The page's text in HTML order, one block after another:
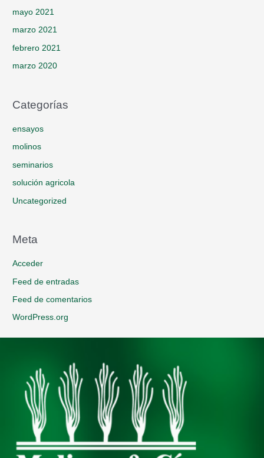
mayo 2021
marzo 2021
febrero 2021
marzo 2020
Categorías
ensayos
molinos
seminarios
solución agricola
Uncategorized
Meta
Acceder
Feed de entradas
Feed de comentarios
WordPress.org